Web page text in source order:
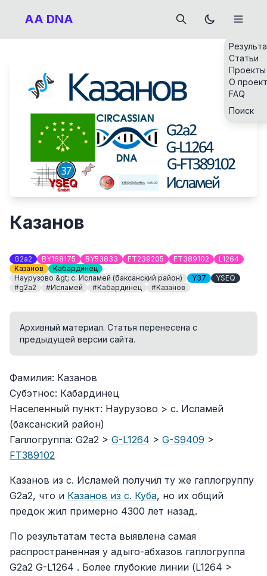
AA DNA
Статьи
Проекты
О
FAQ
Поиск
Казанов
G2a2 BY168175 BY53833 FT239205 FT389102
L1264
Казанов
Кабардинец
Наурузово &gt; c. Исламей (баксанский район)
Y37
YSEQ
#g2a2
#Исламей #Кабардинец #Казанов
Архивный материал. Статья перенесена с
предыдущей версии сайта.
Фамилия: Казанов
Субэтнос: Кабардинец
Населенный пункт: Наурузово > c. Исламей
(баксанский район)
Гаплогруппа: G2a2 > G-L1264 > G-S9409 >
FT389102
Казанов из с. Исламей получил ту же гаплогруппу
G2a2, что и Казанов из с. Куба, но их общий
предок жил примерно 4300 лет назад.
По результатам теста выявлена самая
распространенная у адыго-абхазов гаплогруппа
G2a2 G-L1264 . Более глубокие линии (L1264 >